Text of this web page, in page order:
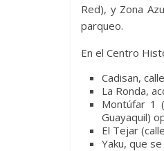
Red), y Zona
parqueo.
En el Centro
Cadisan,
La Ronda,
Montúfar 1
Guayaquil)
El Tejar
Yaku, que